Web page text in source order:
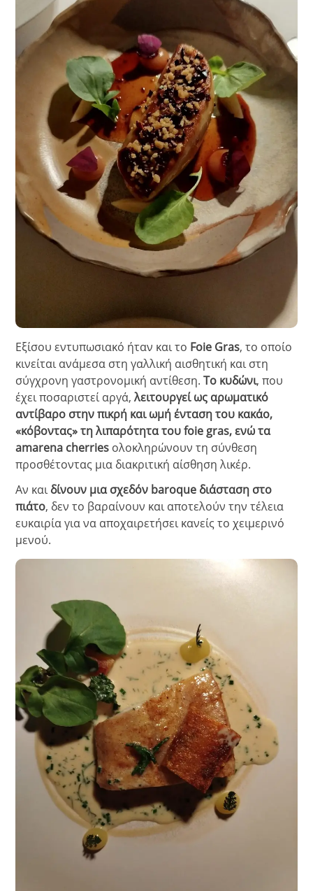
Εξίσου εντυπωσιακό ήταν και το Foie Gras, το οποίο
κινείται ανάμεσα στη γαλλική αισθητική και στη
σύγχρονη γαστρονομική αντίθεση.Το κυδώνι, που
έχει ποσαριστεί αργά,λειτουργεί ως αρωματικό
αντίβαρο στην πικρή και ωμή ένταση του κακάο,
«κόβοντας» τη λιπαρότητα του foie gras, ενώ τα
amarena cherries ολοκληρώνουν τη σύνθεση
προσθέτοντας μια διακριτική αίσθηση λικέρ.
Αν και δίνουν μια σχεδόν baroque διάσταση στο
πιάτο, δεν το βαραίνουν και αποτελούν την τέλεια
ευκαιρία για να αποχαιρετήσει κανείς το χειμερινό
μενού.